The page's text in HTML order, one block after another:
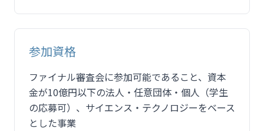
参加資格
ファイナル審査会に参加可能であること、資本
金が10億円以下の法人・任意団体・個人（学生
の応募可）、サイエンス・テクノロジーをベース
とした事業